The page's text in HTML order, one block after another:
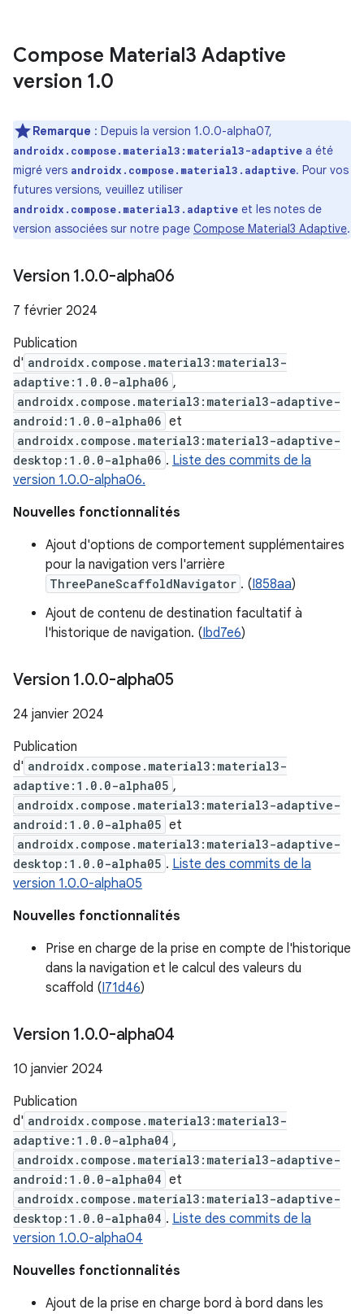
Compose Material3 Adaptive
version 1.0
Remarque : Depuis la version 1.0.0-alpha07,
androidx.compose.material3:material3-adaptive a été
migré vers androidx.compose.material3.adaptive. Pour vos
futures versions, veuillez utiliser
androidx.compose.material3.adaptive et les notes de
version associées sur notre page Compose Material3 Adaptive.
Version 1.0.0-alpha06
7 février 2024
Publication
d' androidx.compose.material3:material3-
adaptive:1.0.0-alpha06 ,
androidx.compose.material3:material3-adaptive-
android:1.0.0-alpha06 et
androidx.compose.material3:material3-adaptive-
desktop:1.0.0-alpha06 . Liste des commits de la
version 1.0.0-alpha06.
Nouvelles fonctionnalités
Ajout d'options de comportement supplémentaires
pour la navigation vers l'arrière
ThreePaneScaffoldNavigator . (I858aa)
Ajout de contenu de destination facultatif à
l'historique de navigation. (Ibd7e6)
Version 1.0.0-alpha05
24 janvier 2024
Publication
d' androidx.compose.material3:material3-
adaptive:1.0.0-alpha05 ,
androidx.compose.material3:material3-adaptive-
android:1.0.0-alpha05 et
androidx.compose.material3:material3-adaptive-
desktop:1.0.0-alpha05 . Liste des commits de la
version 1.0.0-alpha05
Nouvelles fonctionnalités
Prise en charge de la prise en compte de l'historique
dans la navigation et le calcul des valeurs du
scaffold (I71d46)
Version 1.0.0-alpha04
10 janvier 2024
Publication
d' androidx.compose.material3:material3-
adaptive:1.0.0-alpha04 ,
androidx.compose.material3:material3-adaptive-
android:1.0.0-alpha04 et
androidx.compose.material3:material3-adaptive-
desktop:1.0.0-alpha04 . Liste des commits de la
version 1.0.0-alpha04
Nouvelles fonctionnalités
Ajout de la prise en charge bord à bord dans les